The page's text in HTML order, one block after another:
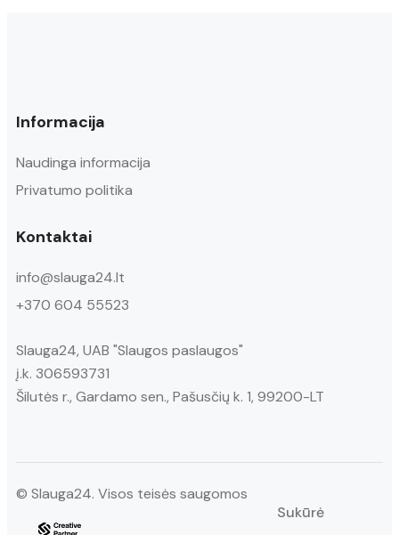
Informacija
Naudinga informacija
Privatumo politika
Kontaktai
info@slauga24.lt
+370 604 55523
Slauga24, UAB "Slaugos paslaugos"
į.k. 306593731
Šilutės r., Gardamo sen., Pašusčių k. 1, 99200-LT
© Slauga24. Visos teisės saugomos
Sukūrė